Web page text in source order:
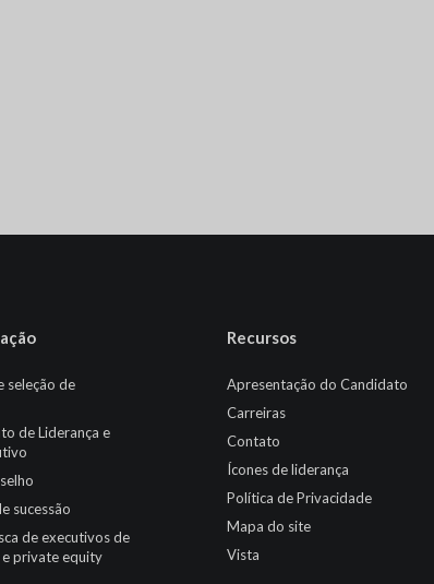
seleção de
de Liderança e
sucessão
de executivos de
private equity
Recursos
Apresentação do Candidato
Carreiras
Contato
Ícones de liderança
Política de Privacidade
Mapa do site
Vista